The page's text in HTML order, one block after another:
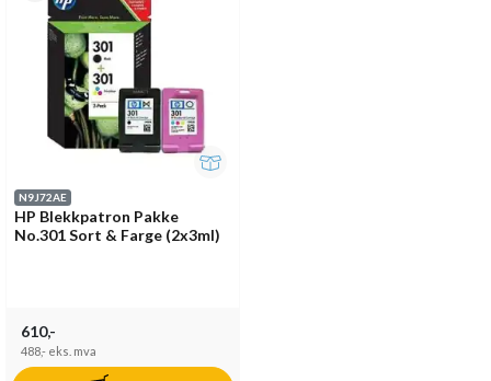
N9J72AE
HP Blekkpatron Pakke
No.301 Sort & Farge (2x3ml)
610,-
488,- eks. mva